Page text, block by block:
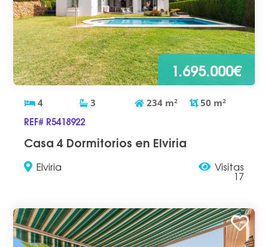
1.695.000€
4 3 234 m2 50 m2
REF# R5418922
Casa 4 Dormitorios en Elviria
Elviria Visitas
17